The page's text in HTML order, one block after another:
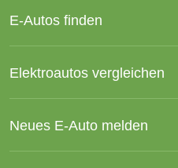
E-Autos finden
Elektroautos vergleichen
Neues E-Auto melden